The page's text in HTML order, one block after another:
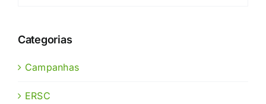
Categorias
Campanhas
ERSC